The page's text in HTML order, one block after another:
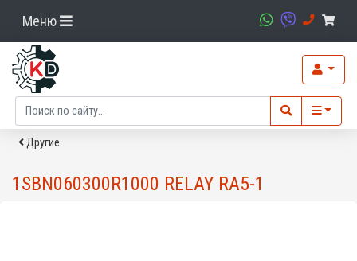
Меню
Другие
1SBN060300R1000 RELAY RA5-1